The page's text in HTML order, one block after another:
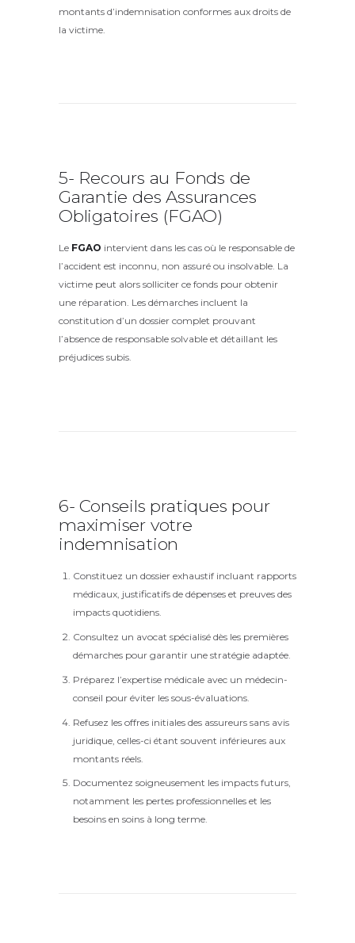
montants d’indemnisation conformes aux droits de
la victime.
5- Recours au Fonds de
Garantie des Assurances
Obligatoires (FGAO)
Le FGAO intervient dans les cas où le responsable de
l’accident est inconnu, non assuré ou insolvable. La
victime peut alors solliciter ce fonds pour obtenir
une réparation. Les démarches incluent la
constitution d’un dossier complet prouvant
l’absence de responsable solvable et détaillant les
préjudices subis.
6- Conseils pratiques pour
maximiser votre
indemnisation
Constituez un dossier exhaustif incluant rapports
médicaux, justificatifs de dépenses et preuves des
impacts quotidiens.
Consultez un avocat spécialisé dès les premières
démarches pour garantir une stratégie adaptée.
Préparez l’expertise médicale avec un médecin-
conseil pour éviter les sous-évaluations.
Refusez les offres initiales des assureurs sans avis
juridique, celles-ci étant souvent inférieures aux
montants réels.
Documentez soigneusement les impacts futurs,
notamment les pertes professionnelles et les
besoins en soins à long terme.